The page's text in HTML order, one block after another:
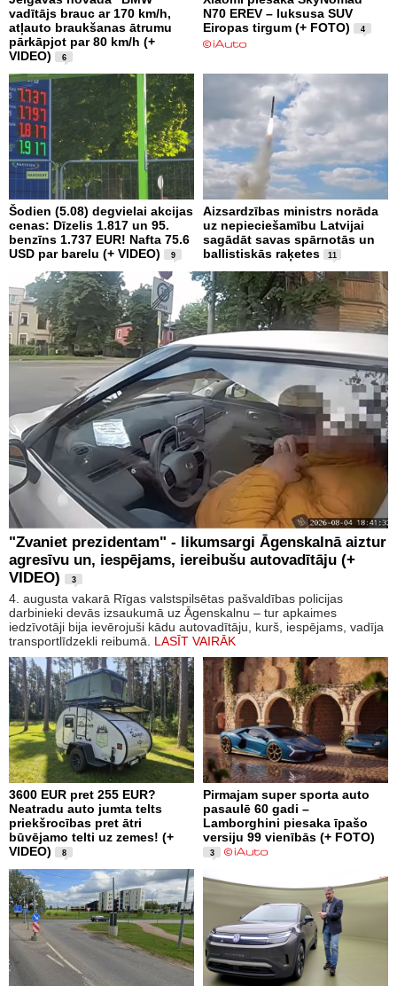
vadītājs brauc ar 170 km/h,
atļauto braukšanas ātrumu
pārkāpjot par 80 km/h (+
VIDEO)
6
N70 EREV – luksusa SUV
Eiropas tirgum (+ FOTO)
4
Šodien (5.08) degvielai akcijas
cenas: Dīzelis 1.817 un 95.
benzīns 1.737 EUR! Nafta 75.6
USD par barelu (+ VIDEO)
9
Aizsardzības ministrs norāda
uz nepieciešamību Latvijai
sagādāt savas spārnotās un
ballistiskās raķetes
11
"Zvaniet prezidentam" - likumsargi Āgenskalnā aiztur
agresīvu un, iespējams, iereibušu autovadītāju (+
VIDEO)
3
4. augusta vakarā Rīgas valstspilsētas pašvaldības policijas
darbinieki devās izsaukumā uz Āgenskalnu – tur apkaimes
iedzīvotāji bija ievērojuši kādu autovadītāju, kurš, iespējams, vadīja
transportlīdzekli reibumā. LASĪT VAIRĀK
3600 EUR pret 255 EUR?
Neatradu auto jumta telts
priekšrocības pret ātri
būvējamo telti uz zemes! (+
VIDEO)
8
Pirmajam super sporta auto
pasaulē 60 gadi –
Lamborghini piesaka īpašo
versiju 99 vienībās (+ FOTO)
3